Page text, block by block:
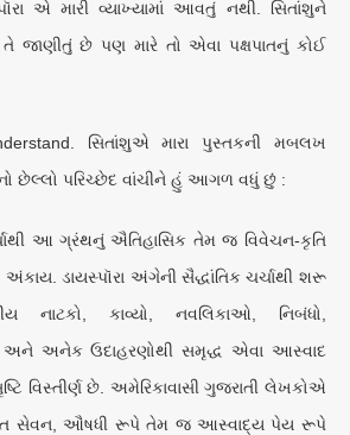
એ મારી વ્યાખ્યામાં આવતું નથી. સિતાંશુને
તે જાણીતું છે પણ મારે તો એવા પક્ષપાતનું કોઈ
સિતાંશુએ મારા પુસ્તકની મબલખ
છેલ્લો પરિચ્છેદ વાંચીને હું આગળ વધું છું :
આ ગ્રંથનું ઐતિહાસિક તેમ જ વિવેચન-કૃતિ
ડાયસ્પૉરા અંગેની સૈદ્ધાંતિક ચર્ચાથી શરૂ
નાટકો, કાવ્યો, નવલિકાઓ, નિબંધો,
અને અનેક ઉદાહરણોથી સમૃદ્ધ એવા આસ્વાદ
વિસ્તીર્ણ છે. અમેરિકાવાસી ગુજરાતી લેખકોએ
સેવન, ઔષધી રૂપે તેમ જ આસ્વાદ્ય પેય રૂપે